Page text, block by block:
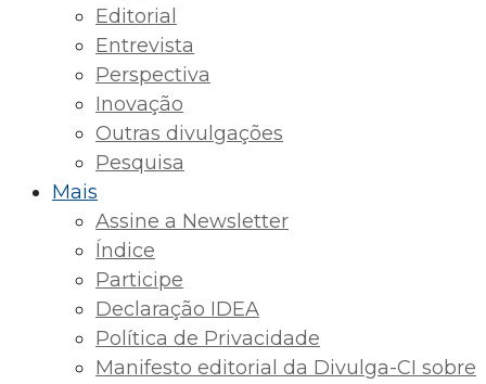
Editorial
Entrevista
Perspectiva
Inovação
Outras divulgações
Pesquisa
Mais
Assine a Newsletter
Índice
Participe
Declaração IDEA
Política de Privacidade
Manifesto editorial da Divulga-CI sobre